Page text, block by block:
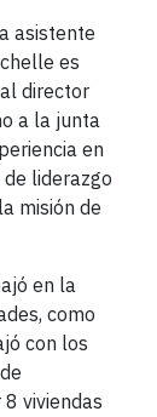
asistente
es
director
a la junta
en
liderazgo
misión de
en la
como
con los
viviendas